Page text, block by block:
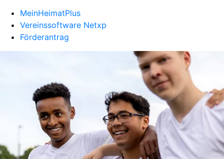
MeinHeimatPlus
Vereinssoftware Netxp
Förderantrag